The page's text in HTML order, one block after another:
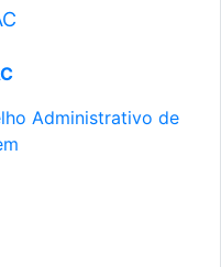
Administrativo de